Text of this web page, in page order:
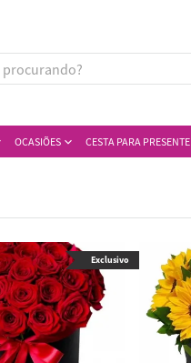
OCASIÕES CESTA PARA PRESENTE
Exclusivo